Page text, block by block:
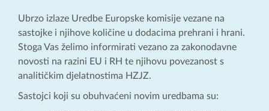
Ubrzo izlaze Uredbe Europske komisije vezane na
sastojke i njihove količine u dodacima prehrani i hrani.
Stoga Vas želimo informirati vezano za zakonodavne
novosti na razini EU i RH te njihovu povezanost s
analitičkim djelatnostima HZJZ.
Sastojci koji su obuhvaćeni novim uredbama su: